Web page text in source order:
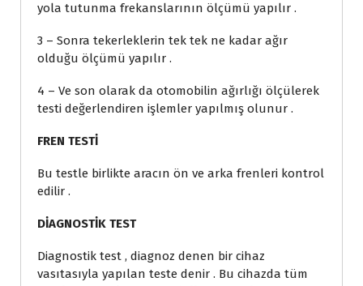
yola tutunma frekanslarının ölçümü yapılır .
3 – Sonra tekerleklerin tek tek ne kadar ağır
olduğu ölçümü yapılır .
4 – Ve son olarak da otomobilin ağırlığı ölçülerek
testi değerlendiren işlemler yapılmış olunur .
FREN TESTİ
Bu testle birlikte aracın ön ve arka frenleri kontrol
edilir .
DİAGNOSTİK TEST
Diagnostik test , diagnoz denen bir cihaz
vasıtasıyla yapılan teste denir . Bu cihazda tüm